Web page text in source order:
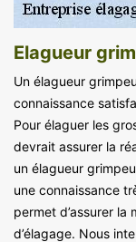
Elagueur
Un élagueur
connaissance
Pour élaguer les
devrait assurer la
un élagueur
une connaissance
permet d’assurer la
d’élagage. Nous